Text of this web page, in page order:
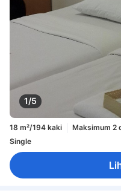
1/5
18 m²/194 kaki Maksimum 2
Single